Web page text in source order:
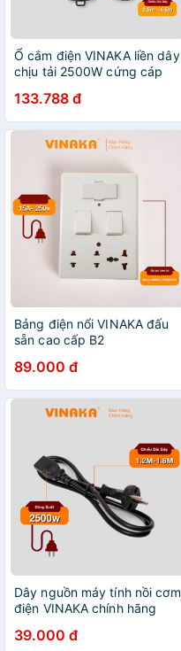
Ổ cắm điện VINAKA liền dây
chịu tải 2500W cứng cáp
133.788 đ
Bảng điện nổi VINAKA đấu
sẵn cao cấp B2
89.000 đ
Dây nguồn máy tính nồi cơm
điện VINAKA chính hãng
39.000 đ